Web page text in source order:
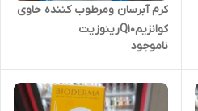
کرم آبرسان ومرطوب کننده حاوی
کوانزیمQ10رینوزیت
ناموجود